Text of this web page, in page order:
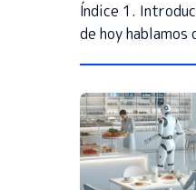
Índice 1.
de hoy hablamos